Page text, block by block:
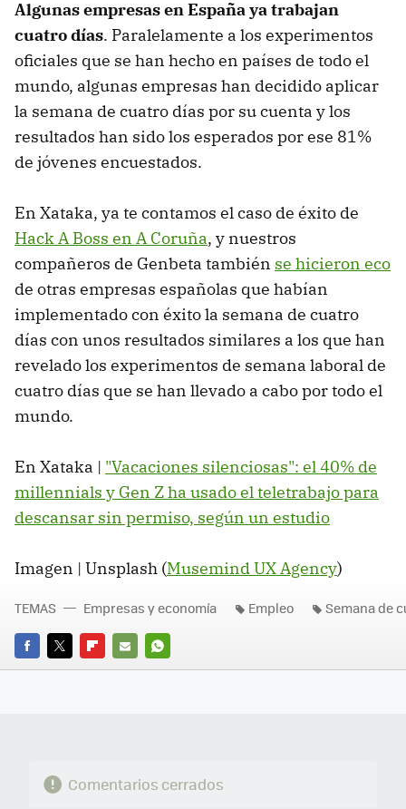
Algunas empresas en España ya trabajan
cuatro días. Paralelamente a los experimentos
oficiales que se han hecho en países de todo el
mundo, algunas empresas han decidido aplicar
la semana de cuatro días por su cuenta y los
resultados han sido los esperados por ese 81%
de jóvenes encuestados.
En Xataka, ya te contamos el caso de éxito de
Hack A Boss en A Coruña, y nuestros
compañeros de Genbeta también se hicieron eco
de otras empresas españolas que habían
implementado con éxito la semana de cuatro
días con unos resultados similares a los que han
revelado los experimentos de semana laboral de
cuatro días que se han llevado a cabo por todo el
mundo.
En Xataka | "Vacaciones silenciosas": el 40% de
millennials y Gen Z ha usado el teletrabajo para
descansar sin permiso, según un estudio
Imagen | Unsplash (Musemind UX Agency)
FACEBOOK
TWITTERFLIPBOARD
E-
WHATSAPP
TEMAS Empresas y economía Empleo Semana de
Comentarios cerrados